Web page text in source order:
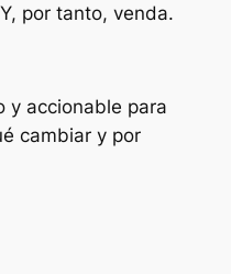
por tanto, venda.
y accionable para
cambiar y por